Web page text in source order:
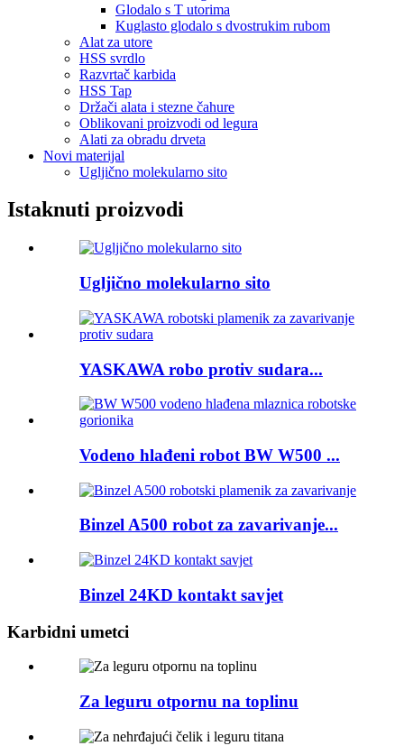
Glodalo s T utorima
Kuglasto glodalo s dvostrukim rubom
Alat za utore
HSS svrdlo
Razvrtač karbida
HSS Tap
Držači alata i stezne čahure
Oblikovani proizvodi od legura
Alati za obradu drveta
Novi materijal
Ugljično molekularno sito
Istaknuti proizvodi
Ugljično molekularno sito
YASKAWA robo protiv sudara...
Vodeno hlađeni robot BW W500 ...
Binzel A500 robot za zavarivanje...
Binzel 24KD kontakt savjet
Karbidni umetci
Za leguru otpornu na toplinu